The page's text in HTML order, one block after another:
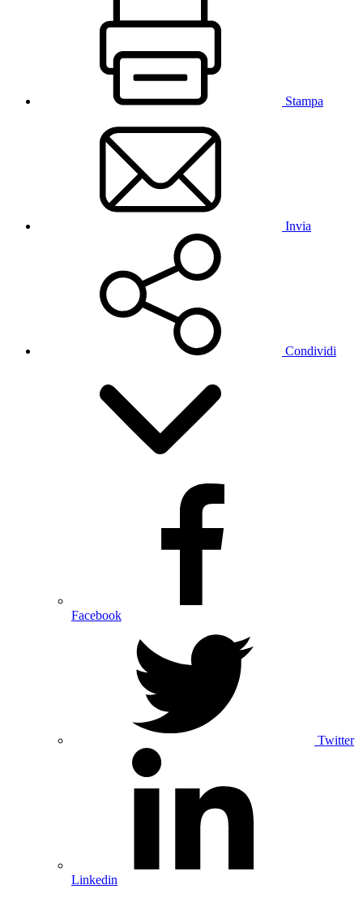
Stampa
Invia
Condividi
Facebook
Twitter
Linkedin